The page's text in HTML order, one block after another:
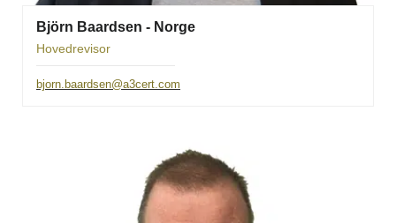
Björn Baardsen - Norge
Hovedrevisor
bjorn.baardsen@a3cert.com